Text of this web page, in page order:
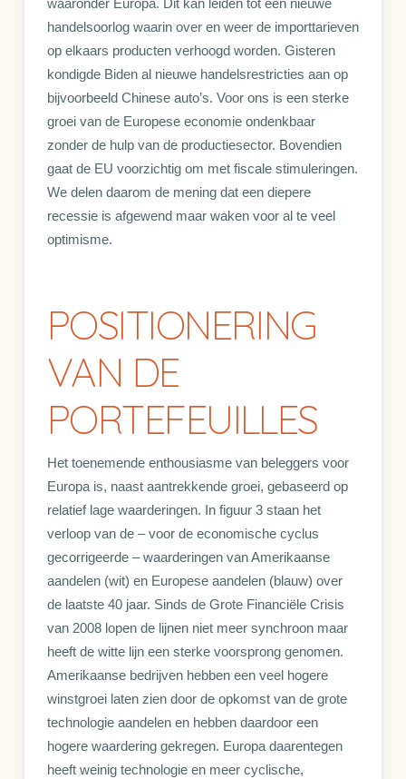
waaronder Europa. Dit kan leiden tot een nieuwe
handelsoorlog waarin over en weer de importtarieven
op elkaars producten verhoogd worden. Gisteren
kondigde Biden al nieuwe handelsrestricties aan op
bijvoorbeeld Chinese auto’s. Voor ons is een sterke
groei van de Europese economie ondenkbaar
zonder de hulp van de productiesector. Bovendien
gaat de EU voorzichtig om met fiscale stimuleringen.
We delen daarom de mening dat een diepere
recessie is afgewend maar waken voor al te veel
optimisme.
POSITIONERING
VAN DE
PORTEFEUILLES
Het toenemende enthousiasme van beleggers voor
Europa is, naast aantrekkende groei, gebaseerd op
relatief lage waarderingen. In figuur 3 staan het
verloop van de – voor de economische cyclus
gecorrigeerde – waarderingen van Amerikaanse
aandelen (wit) en Europese aandelen (blauw) over
de laatste 40 jaar. Sinds de Grote Financiële Crisis
van 2008 lopen de lijnen niet meer synchroon maar
heeft de witte lijn een sterke voorsprong genomen.
Amerikaanse bedrijven hebben een veel hogere
winstgroei laten zien door de opkomst van de grote
technologie aandelen en hebben daardoor een
hogere waardering gekregen. Europa daarentegen
heeft weinig technologie en meer cyclische,